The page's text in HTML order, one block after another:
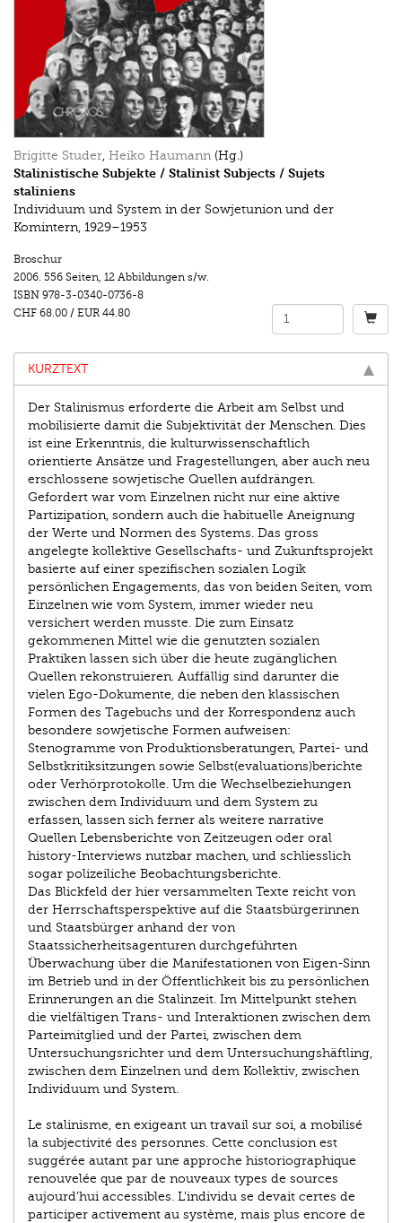
Brigitte Studer Heiko Haumann (Hg.)
Stalinistische Subjekte / Stalinist Subjects / Sujets
staliniens
Individuum und System in der Sowjetunion und der
Komintern, 1929–1953
Broschur
2006. 556 Seiten, 12 Abbildungen s/w.
ISBN 978-3-0340-0736-8
CHF 68.00 / EUR 44.80
KURZTEXT
Der Stalinismus erforderte die Arbeit am Selbst und
mobilisierte damit die Subjektivität der Menschen. Dies
ist eine Erkenntnis, die kulturwissenschaftlich
orientierte Ansätze und Fragestellungen, aber auch neu
erschlossene sowjetische Quellen aufdrängen.
Gefordert war vom Einzelnen nicht nur eine aktive
Partizipation, sondern auch die habituelle Aneignung
der Werte und Normen des Systems. Das gross
angelegte kollektive Gesellschafts- und Zukunftsprojekt
basierte auf einer spezifischen sozialen Logik
persönlichen Engagements, das von beiden Seiten, vom
Einzelnen wie vom System, immer wieder neu
versichert werden musste. Die zum Einsatz
gekommenen Mittel wie die genutzten sozialen
Praktiken lassen sich über die heute zugänglichen
Quellen rekonstruieren. Auffällig sind darunter die
vielen Ego-Dokumente, die neben den klassischen
Formen des Tagebuchs und der Korrespondenz auch
besondere sowjetische Formen aufweisen:
Stenogramme von Produktionsberatungen, Partei- und
Selbstkritiksitzungen sowie Selbst(evaluations)berichte
oder Verhörprotokolle. Um die Wechselbeziehungen
zwischen dem Individuum und dem System zu
erfassen, lassen sich ferner als weitere narrative
Quellen Lebensberichte von Zeitzeugen oder oral
history-Interviews nutzbar machen, und schliesslich
sogar polizeiliche Beobachtungsberichte.
Das Blickfeld der hier versammelten Texte reicht von
der Herrschaftsperspektive auf die Staatsbürgerinnen
und Staatsbürger anhand der von
Staatssicherheitsagenturen durchgeführten
Überwachung über die Manifestationen von Eigen-Sinn
im Betrieb und in der Öffentlichkeit bis zu persönlichen
Erinnerungen an die Stalinzeit. Im Mittelpunkt stehen
die vielfältigen Trans- und Interaktionen zwischen dem
Parteimitglied und der Partei, zwischen dem
Untersuchungsrichter und dem Untersuchungshäftling,
zwischen dem Einzelnen und dem Kollektiv, zwischen
Individuum und System.
Le stalinisme, en exigeant un travail sur soi, a mobilisé
la subjectivité des personnes. Cette conclusion est
suggérée autant par une approche historiographique
renouvelée que par de nouveaux types de sources
aujourd'hui accessibles. L'individu se devait certes de
participer activement au système, mais plus encore de